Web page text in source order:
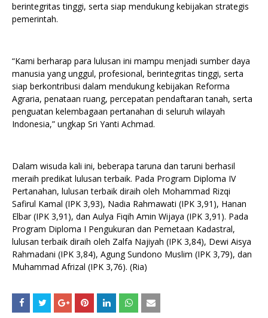
berintegritas tinggi, serta siap mendukung kebijakan strategis
pemerintah.
“Kami berharap para lulusan ini mampu menjadi sumber daya
manusia yang unggul, profesional, berintegritas tinggi, serta
siap berkontribusi dalam mendukung kebijakan Reforma
Agraria, penataan ruang, percepatan pendaftaran tanah, serta
penguatan kelembagaan pertanahan di seluruh wilayah
Indonesia,” ungkap Sri Yanti Achmad.
Dalam wisuda kali ini, beberapa taruna dan taruni berhasil
meraih predikat lulusan terbaik. Pada Program Diploma IV
Pertanahan, lulusan terbaik diraih oleh Mohammad Rizqi
Safirul Kamal (IPK 3,93), Nadia Rahmawati (IPK 3,91), Hanan
Elbar (IPK 3,91), dan Aulya Fiqih Amin Wijaya (IPK 3,91). Pada
Program Diploma I Pengukuran dan Pemetaan Kadastral,
lulusan terbaik diraih oleh Zalfa Najiyah (IPK 3,84), Dewi Aisya
Rahmadani (IPK 3,84), Agung Sundono Muslim (IPK 3,79), dan
Muhammad Afrizal (IPK 3,76). (Ria)